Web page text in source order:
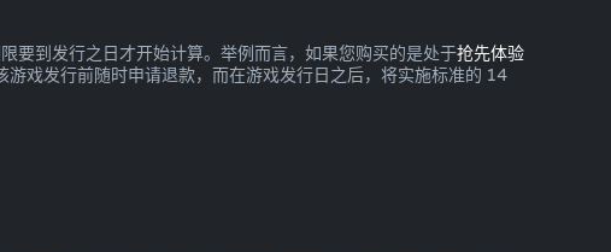
要到发行之日才开始计算。举例而言，如果您购买的是处于抢先体验
戏发行前随时申请退款，而在游戏发行日之后，将实施标准的 14